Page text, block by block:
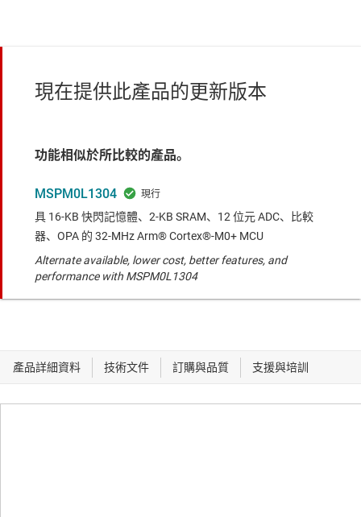
現在提供此產品的更新版本
功能相似於所比較的產品。
MSPM0L1304
具 16-KB 快閃記憶體、2-KB SRAM、12 位元 ADC、比較
器、OPA 的 32-MHz Arm® Cortex®-M0+ MCU
Alternate available, lower cost, better features, and
performance with MSPM0L1304